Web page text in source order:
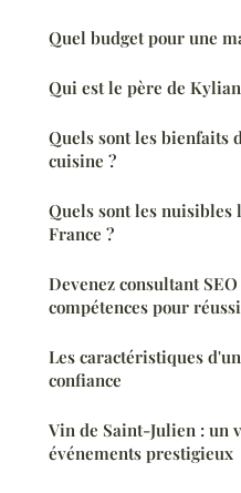
Quel budget pour une
Qui est le père de
Quels sont les bienfaits
cuisine ?
Quels sont les nuisibles
France ?
Devenez consultant
compétences pour
Les caractéristiques
confiance
Vin de Saint-Julien : un
événements prestigieux